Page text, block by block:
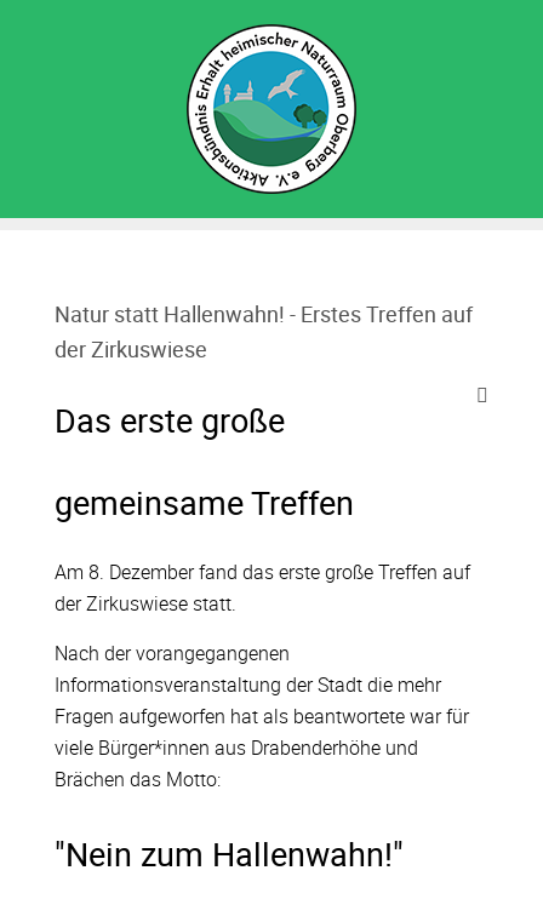
Natur statt Hallenwahn! - Erstes Treffen auf
der Zirkuswiese
Das erste große
gemeinsame Treffen
Am 8. Dezember fand das erste große Treffen auf
der Zirkuswiese statt.
Nach der vorangegangenen
Informationsveranstaltung der Stadt die mehr
Fragen aufgeworfen hat als beantwortete war für
viele Bürger*innen aus Drabenderhöhe und
Brächen das Motto:
"Nein zum Hallenwahn!"